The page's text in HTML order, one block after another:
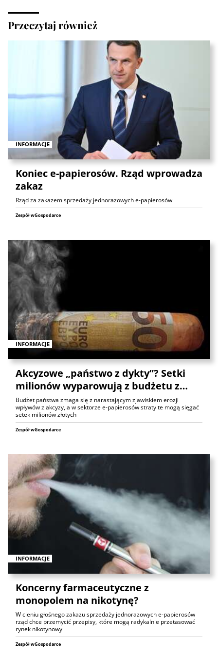
Przeczytaj również
INFORMACJE
Koniec e-papierosów. Rząd wprowadza
zakaz
Rząd za zakazem sprzedaży jednorazowych e-papierosów
Zespół wGospodarce
INFORMACJE
Akcyzowe „państwo z dykty”? Setki
milionów wyparowują z budżetu z…
Budżet państwa zmaga się z narastającym zjawiskiem erozji
wpływów z akcyzy, a w sektorze e-papierosów straty te mogą sięgać
setek milionów złotych
Zespół wGospodarce
INFORMACJE
Koncerny farmaceutyczne z
monopolem na nikotynę?
W cieniu głośnego zakazu sprzedaży jednorazowych e-papierosów
rząd chce przemycić przepisy, które mogą radykalnie przetasować
rynek nikotynowy
Zespół wGospodarce